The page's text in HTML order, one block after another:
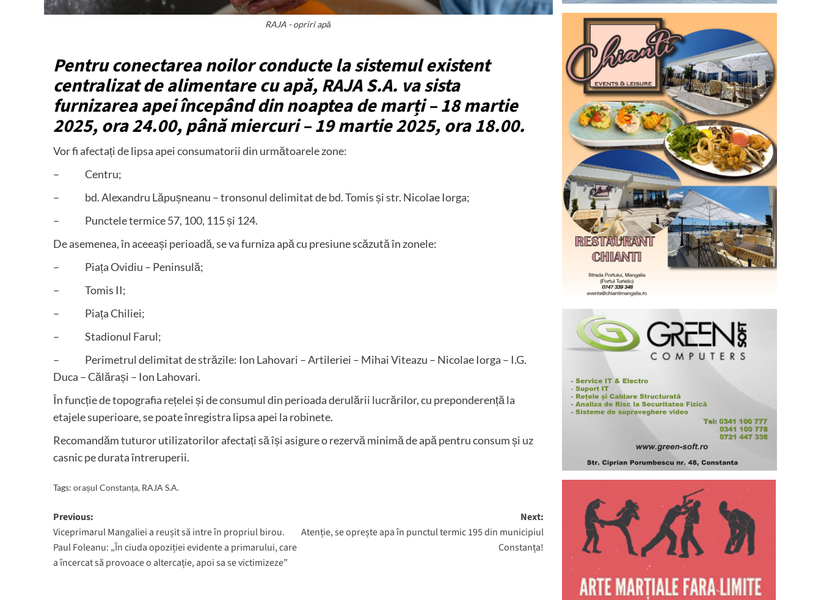
RAJA - opriri apă
Pentru conectarea noilor conducte la sistemul existent
centralizat de alimentare cu apă, RAJA S.A. va sista
furnizarea apei începând din noaptea de marți – 18 martie
2025, ora 24.00, până miercuri – 19 martie 2025, ora 18.00.
Vor fi afectați de lipsa apei consumatorii din următoarele zone:
– Centru;
– bd. Alexandru Lăpușneanu – tronsonul delimitat de bd. Tomis și str. Nicolae Iorga;
– Punctele termice 57, 100, 115 și 124.
De asemenea, în aceeași perioadă, se va furniza apă cu presiune scăzută în zonele:
– Piața Ovidiu – Peninsulă;
– Tomis II;
– Piața Chiliei;
– Stadionul Farul;
– Perimetrul delimitat de străzile: Ion Lahovari – Artileriei – Mihai Viteazu – Nicolae Iorga – I.G.
Duca – Călărași – Ion Lahovari.
În funcție de topografia rețelei și de consumul din perioada derulării lucrărilor, cu preponderență la
etajele superioare, se poate înregistra lipsa apei la robinete.
Recomandăm tuturor utilizatorilor afectați să își asigure o rezervă minimă de apă pentru consum și uz
casnic pe durata întreruperii.
Tags: orașul Constanța, RAJA S.A.
Post
navigation
Previous:
Viceprimarul Mangaliei a reușit să intre în propriul birou.
Paul Foleanu: „În ciuda opoziției evidente a primarului, care
a încercat să provoace o altercație, apoi sa se victimizeze”
Next:
Atenție, se oprește apa în punctul termic 195 din municipiul
Constanța!